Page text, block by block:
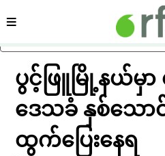
ပင်မအကြောင်းအရာသို့ ကျော်ရန်
ကဏ္ဍ
ပွင့်ဖြူမြို့နယ်မှ
ဒေသခံ နှစ်သောင်
ထွက်ပြေးနေရ